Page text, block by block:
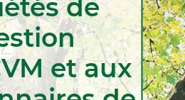
de
et aux